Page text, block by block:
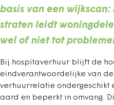
basis van een
straten leidt
wel of niet tot
Bij hospitaverhuur blijft de
eindverantwoordelijke van de
verhuurrelatie ondergeschikt
aard en beperkt in omvang.